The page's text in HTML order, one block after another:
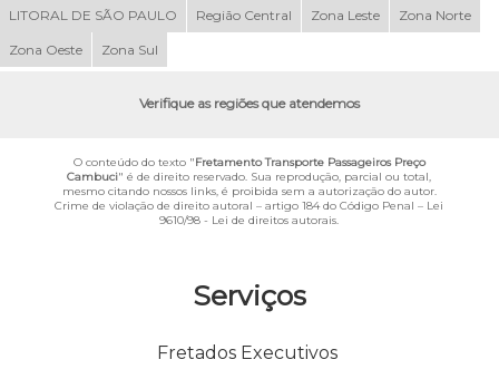
Serviços
Fretados Executivos
LITORAL DE SÃO PAULO Região Central Zona Leste Zona Norte
Zona Oeste Zona Sul
Verifique as regiões que atendemos
O conteúdo do texto "Fretamento Transporte Passageiros Preço
Cambuci" é de direito reservado. Sua reprodução, parcial ou total,
mesmo citando nossos links, é proibida sem a autorização do autor.
Crime de violação de direito autoral – artigo 184 do Código Penal – Lei
9610/98 - Lei de direitos autorais.